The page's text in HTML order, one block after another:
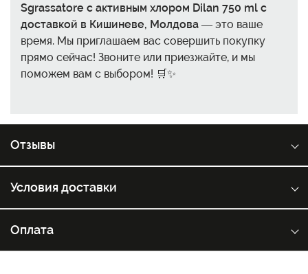
Sgrassatore с активным хлором Dilan 750 ml с
доставкой в Кишиневе, Молдова — это ваше
время. Мы приглашаем вас совершить покупку
прямо сейчас! Звоните или приезжайте, и мы
поможем вам с выбором! 🛒✨
Отзывы
Условия доставки
Оплата